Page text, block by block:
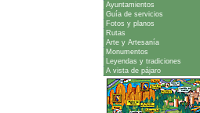
Ayuntamientos
Guía de servicios
Fotos y planos
Rutas
Arte y Artesanía
Monumentos
Leyendas y tradiciones
A vista de pájaro